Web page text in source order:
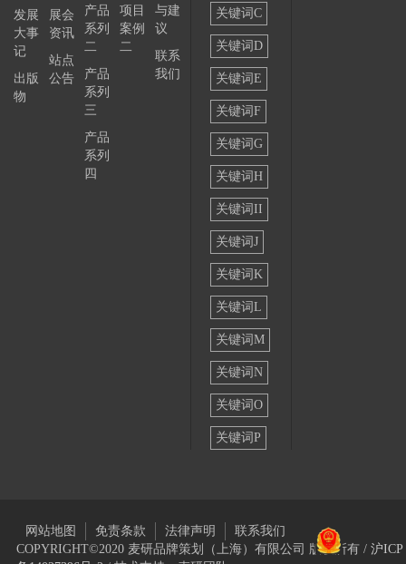
发展
大事
记
出版
物
展会
资讯
站点
公告
产品
系列
二
产品
系列
三
产品
系列
四
项目
案例
二
与建
议
联系
我们
关键词C
关键词D
关键词E
关键词F
关键词G
关键词H
关键词II
关键词J
关键词K
关键词L
关键词M
关键词N
关键词O
关键词P
网站地图 免责条款 法律声明
联系我们
COPYRIGHT©2020 麦研品牌策划（上海）有限公司 版权所有 / 沪ICP